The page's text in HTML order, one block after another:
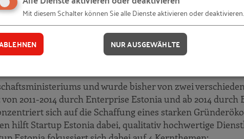
dürfte das Programm „
Estlands, sondern erhalten auch für ihre
Personen und über 4.000 Unternehmen konnte das
und wurde bisher von zwei
2011-2014 durch Enterprise Estonia und ab 2014 durch
sich auf die Schaffung eines starken
hilft Startup Estonia dabei, qualitativ hochwertige
Mit diesem Schalter können Sie alle Dienste aktivieren oder deaktivieren.
NUR AUSGEWÄHLTE